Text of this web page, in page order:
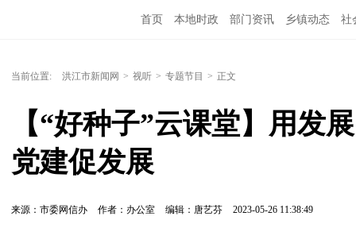
首页 本地时政 部门资讯 乡镇动态 社
当前位置: 洪江市新闻网 > 视听 > 专题节目 > 正文
【“好种子”云课堂】用发
党建促发展
来源：市委网信办 作者：办公室 编辑：唐艺芬 2023-05-26 11:38:49